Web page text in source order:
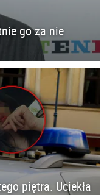
go za nie
piętra. Uciekła